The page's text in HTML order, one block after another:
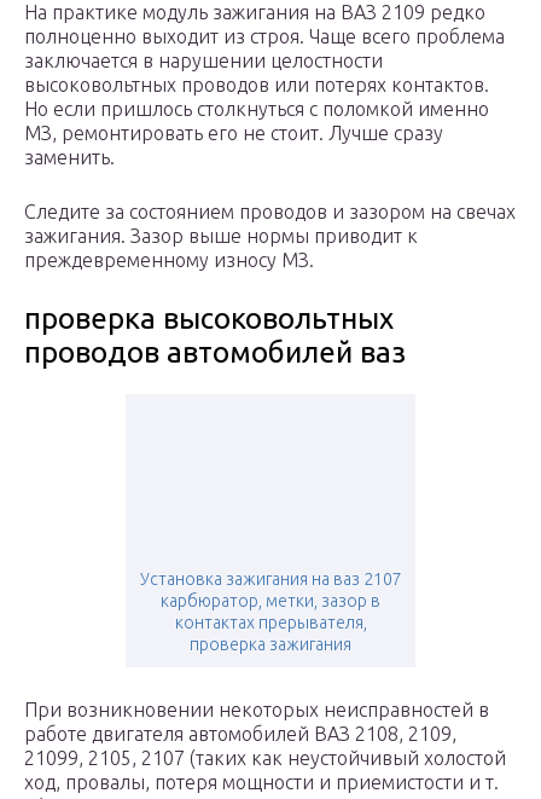
На практике модуль зажигания на ВАЗ 2109 редко
полноценно выходит из строя. Чаще всего проблема
заключается в нарушении целостности
высоковольтных проводов или потерях контактов.
Но если пришлось столкнуться с поломкой именно
МЗ, ремонтировать его не стоит. Лучше сразу
заменить.
Следите за состоянием проводов и зазором на свечах
зажигания. Зазор выше нормы приводит к
преждевременному износу МЗ.
проверка высоковольтных
проводов автомобилей ваз
Установка зажигания на ваз 2107
карбюратор, метки, зазор в
контактах прерывателя,
проверка зажигания
При возникновении некоторых неисправностей в
работе двигателя автомобилей ВАЗ 2108, 2109,
21099, 2105, 2107 (таких как неустойчивый холостой
ход, провалы, потеря мощности и приемистости и т.